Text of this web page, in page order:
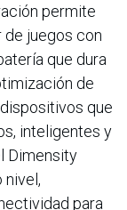
permite
de juegos con
que dura
de
que
inteligentes y
Dimensity
nivel,
para